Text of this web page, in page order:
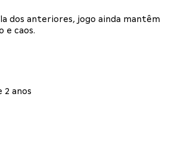
dos anteriores, jogo ainda mantêm
e caos.
2 anos